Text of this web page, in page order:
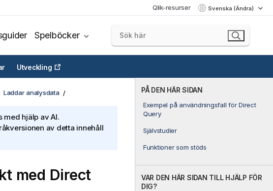
Qlik-resurser Svenska (Ändra)
Spelböcker
Utveckling
PÅ DEN HÄR SIDAN
Exempel på användningsfall för Direct
Query
Självstudier
Funktioner som stöds
VAR DEN HÄR SIDAN TILL HJÄLP FÖR
DIG?
Laddar analysdata
med hjälp av AI.
av detta innehåll
med Direct